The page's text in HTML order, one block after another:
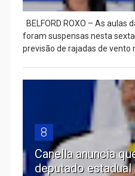
BELFORD ROXO – As aulas
foram suspensas nesta
previsão de rajadas de vento
8
Canella anuncia
deputado estadual